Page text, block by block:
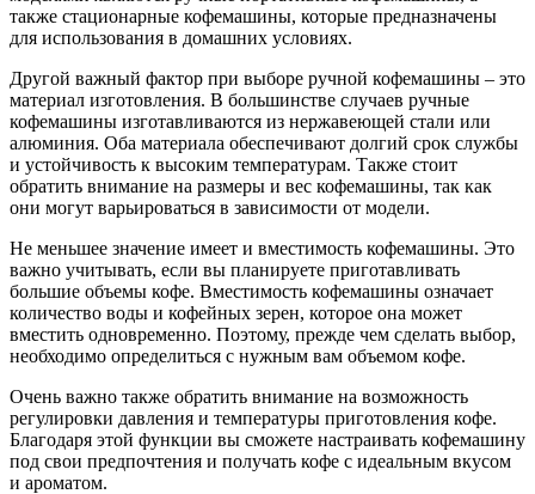
также стационарные кофемашины, которые предназначены
для использования в домашних условиях.
Другой важный фактор при выборе ручной кофемашины – это
материал изготовления. В большинстве случаев ручные
кофемашины изготавливаются из нержавеющей стали или
алюминия. Оба материала обеспечивают долгий срок службы
и устойчивость к высоким температурам. Также стоит
обратить внимание на размеры и вес кофемашины, так как
они могут варьироваться в зависимости от модели.
Не меньшее значение имеет и вместимость кофемашины. Это
важно учитывать, если вы планируете приготавливать
большие объемы кофе. Вместимость кофемашины означает
количество воды и кофейных зерен, которое она может
вместить одновременно. Поэтому, прежде чем сделать выбор,
необходимо определиться с нужным вам объемом кофе.
Очень важно также обратить внимание на возможность
регулировки давления и температуры приготовления кофе.
Благодаря этой функции вы сможете настраивать кофемашину
под свои предпочтения и получать кофе с идеальным вкусом
и ароматом.